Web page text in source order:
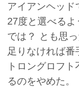
アイアンヘッド
27度と選べる
では？ とも思
足りなければ番
トロングロフ
るのをやめた。